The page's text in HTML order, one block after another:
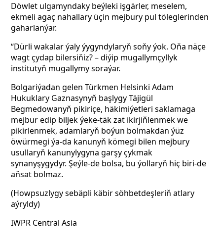
Döwlet ulgamyndaky beýleki işgärler, meselem,
ekmeli agaç nahallary üçin mejbury pul töleglerinden
gaharlanýar.
“Dürli wakalar ýaly ýygyndylaryň soňy ýok. Oňa näçe
wagt çydap bilersiňiz? – diýip mugallymçyllyk
institutyň mugallymy soraýar.
Bolgariýadan gelen Türkmen Helsinki Adam
Hukuklary Gaznasynyň başlygy Täjigül
Begmedowanyň pikiriçe, häkimiýetleri saklamaga
mejbur edip biljek ýeke-täk zat ikirjiňlenmek we
pikirlenmek, adamlaryň boýun bolmakdan ýüz
öwürmegi ýa-da kanunyň kömegi bilen mejbury
usullaryň kanunylygyna garşy çykmak
synanyşygydyr. Şeýle-de bolsa, bu ýollaryň hiç biri-de
aňsat bolmaz.
(Howpsuzlygy sebäpli käbir söhbetdeşleriň atlary
aýryldy)
IWPR Central Asia